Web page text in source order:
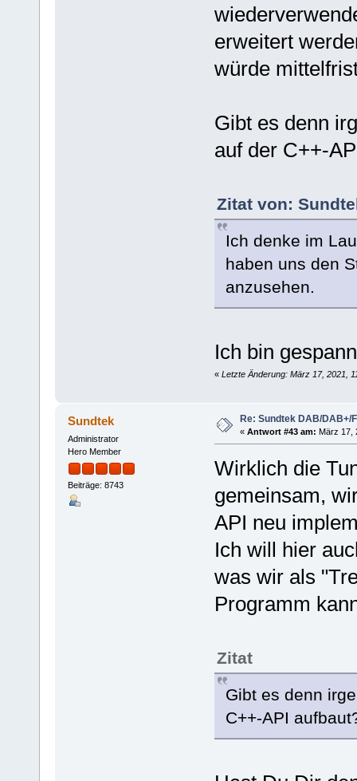
erweitert
würde
Gibt es denn
auf der C++-
Zitat von:
Ich denke im
haben uns den
anzusehen.
Ich bin
« Letzte Änderung: März 17, 2021,
Sundtek
Administrator
Hero Member
Beiträge: 8743
Re: Sundtek DAB/DAB+/
« Antwort #43 am: März 17,
Wirklich die
gemeinsam,
API neu
Ich will hier
was wir als
Programm
Zitat
Gibt es denn
C++-API